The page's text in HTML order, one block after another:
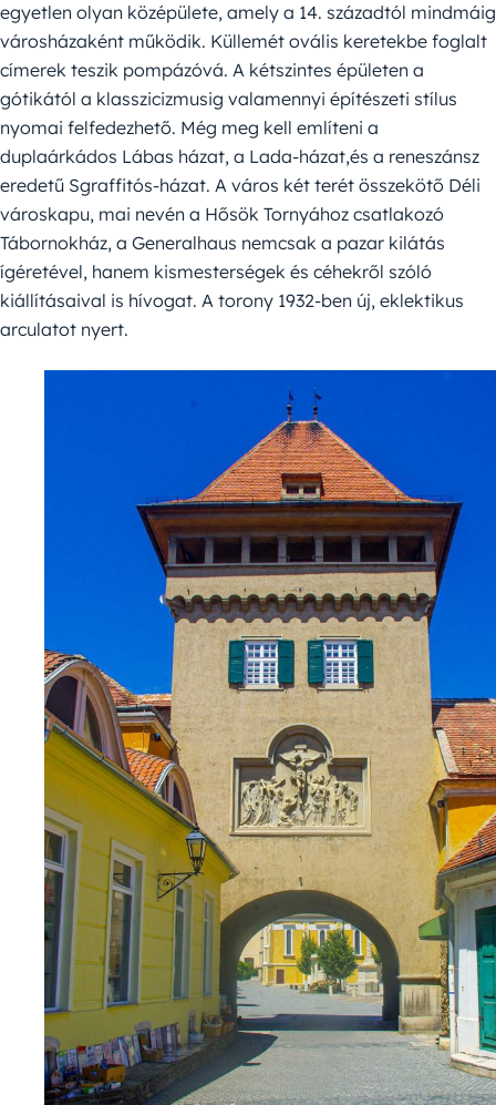
egyetlen olyan középülete, amely a 14. századtól mindmáig
városházaként működik. Küllemét ovális keretekbe foglalt
címerek teszik pompázóvá. A kétszintes épületen a
gótikától a klasszicizmusig valamennyi építészeti stílus
nyomai felfedezhető. Még meg kell említeni a
duplaárkádos Lábas házat, a Lada-házat,és a reneszánsz
eredetű Sgraffitós-házat. A város két terét összekötő Déli
városkapu, mai nevén a Hősök Tornyához csatlakozó
Tábornokház, a Generalhaus nemcsak a pazar kilátás
ígéretével, hanem kismesterségek és céhekről szóló
kiállításaival is hívogat. A torony 1932-ben új, eklektikus
arculatot nyert.